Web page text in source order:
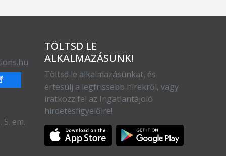
em.
TÖLTSD LE
ALKALMAZÁSUNK!
Töltsd le alkalmazásunkat, és
értesülj a legfrissebb hírekről, vagy
iratkozz fel az Ingatlantájoló
hirdetésfigyelőire!